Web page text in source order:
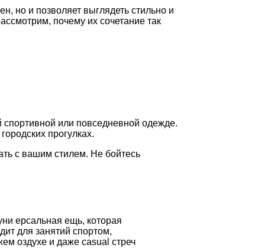
но и позволяет выглядеть стильно и
почему их сочетание так
спортивной или повседневной одежде.
прогулках.
с вашим стилем. Не бойтесь
ерсальная ещь, которая
для занятий спортом,
оздухе и даже casual стреч